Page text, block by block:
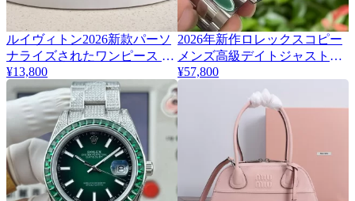
4ルイヴィトン2026新款パーソ
ナライズされたワンピース ラ
ージフレーム サングラス
Z1165W
¥13,800
2
2026年新作ロレックスコピー
メンズ高級デイトジャスト
126334-0033 VS工場
¥57,800